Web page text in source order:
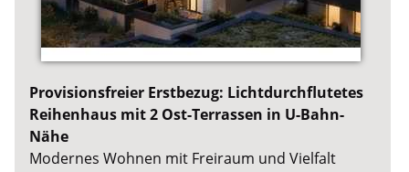
Provisionsfreier Erstbezug: Lichtdurchflutetes
Reihenhaus mit 2 Ost-Terrassen in U-Bahn-
Nähe
Modernes Wohnen mit Freiraum und Vielfalt